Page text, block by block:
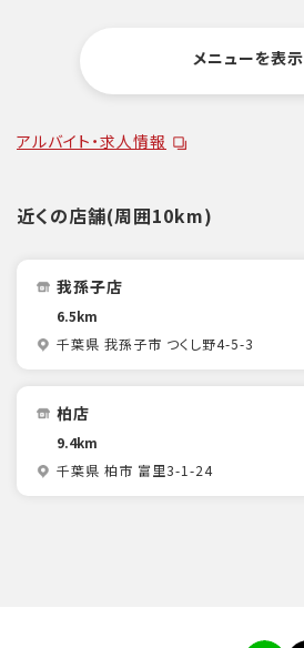
メニューを表示
アルバイト・求人情報
近くの店舗(周囲10km)
我孫子店
6.5km
千葉県 我孫子市 つくし野4-5-3
柏店
9.4km
千葉県 柏市 富里3-1-24